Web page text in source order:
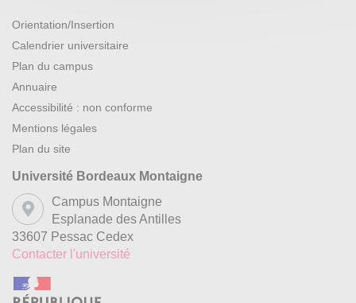
Orientation/Insertion
Calendrier universitaire
Plan du campus
Annuaire
Accessibilité : non conforme
Mentions légales
Plan du site
Université Bordeaux Montaigne
Campus Montaigne
Esplanade des Antilles
33607 Pessac Cedex
Contacter l'université